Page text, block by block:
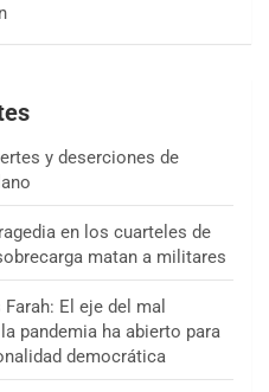
y deserciones de
en los cuarteles de
matan a militares
El eje del mal
pandemia ha abierto para
democrática